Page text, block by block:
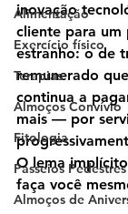
Alimentação
Exercício físico
Terapias
Almoços Convívio
Fitologia
Passeios
Almoços de
inovação
cliente para um
estranho: o de
remunerado
continua a
mais — por
O lema
faça você